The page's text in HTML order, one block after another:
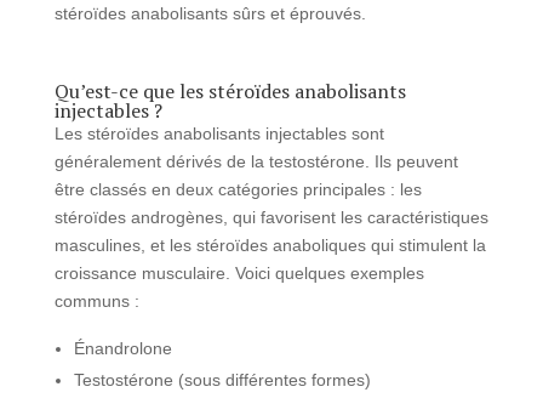
stéroïdes anabolisants sûrs et éprouvés.
Qu’est-ce que les stéroïdes anabolisants
injectables ?
Les stéroïdes anabolisants injectables sont
généralement dérivés de la testostérone. Ils peuvent
être classés en deux catégories principales : les
stéroïdes androgènes, qui favorisent les caractéristiques
masculines, et les stéroïdes anaboliques qui stimulent la
croissance musculaire. Voici quelques exemples
communs :
Énandrolone
Testostérone (sous différentes formes)